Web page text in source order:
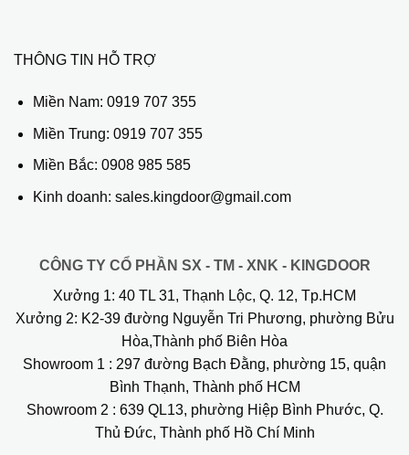
THÔNG TIN HỖ TRỢ
Miền Nam: 0919 707 355
Miền Trung: 0919 707 355
Miền Bắc: 0908 985 585
Kinh doanh: sales.kingdoor@gmail.com
CÔNG TY CỔ PHẦN SX - TM - XNK - KINGDOOR
Xưởng 1: 40 TL 31, Thạnh Lộc, Q. 12, Tp.HCM
Xưởng 2: K2-39 đường Nguyễn Tri Phương, phường Bửu
Hòa,Thành phố Biên Hòa
Showroom 1 : 297 đường Bạch Đằng, phường 15, quận
Bình Thạnh, Thành phố HCM
Showroom 2: 639 QL13, phường Hiệp Bình Phước, Q.
Thủ Đức, Thành phố Hồ Chí Minh